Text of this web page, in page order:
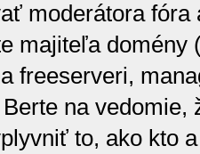
moderátora
majiteľa
freeserveri,
na vedomie,
to, ako kto